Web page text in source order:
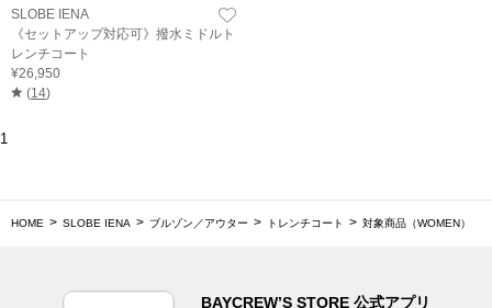
SLOBE IENA
《セットアップ対応可》撥水ミドルト
レンチコート
¥26,950
(14)
1
HOME SLOBE IENA ブルゾン／アウター トレンチコート 対象商品（WOMEN）
BAYCREW’S STORE 公式アプリ